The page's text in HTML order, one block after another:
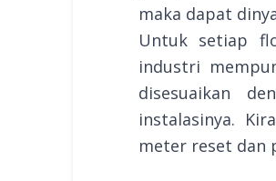
maka dapat
Untuk setiap
industri
disesuaikan
instalasinya.
meter reset dan